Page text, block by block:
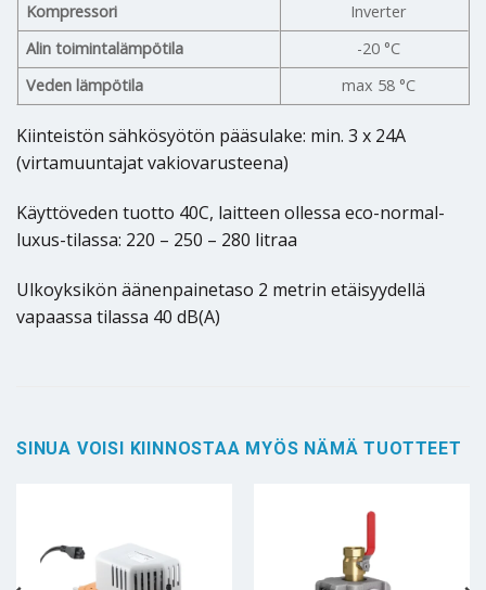
Kompressori
Inverter
Alin toimintalämpötila
-20 °C
Veden lämpötila
max 58 °C
Kiinteistön sähkösyötön pääsulake: min. 3 x 24A
(virtamuuntajat vakiovarusteena)
Käyttöveden tuotto 40C, laitteen ollessa eco-normal-
luxus-tilassa: 220 – 250 – 280 litraa
Ulkoyksikön äänenpainetaso 2 metrin etäisyydellä
vapaassa tilassa 40 dB(A)
SINUA VOISI KIINNOSTAA MYÖS NÄMÄ TUOTTEET